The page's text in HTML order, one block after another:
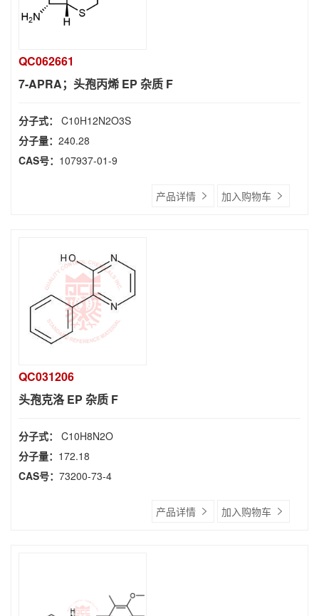
QC062661
7-APRA；头孢丙烯 EP 杂质 F
分子式： C10H12N2O3S
分子量： 240.28
CAS号： 107937-01-9
产品详情 加入购物车
QC031206
头孢克洛 EP 杂质 F
分子式： C10H8N2O
分子量： 172.18
CAS号： 73200-73-4
产品详情 加入购物车